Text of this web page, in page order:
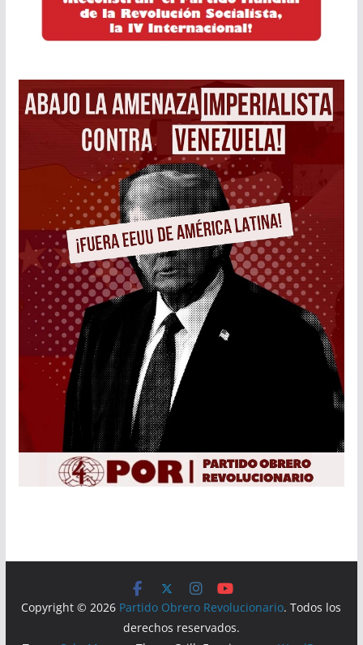
Copyright © 2026 Partido Obrero Revolucionario. Todos los
derechos reservados.